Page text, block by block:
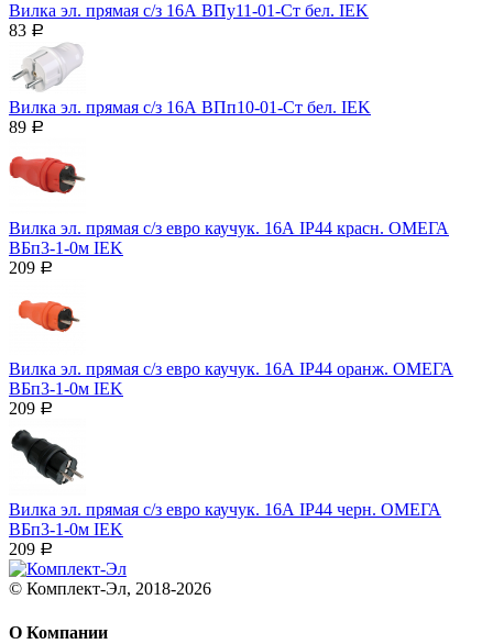
Вилка эл. прямая с/з 16А ВПу11-01-Ст бел. IEK
83 Р
Вилка эл. прямая с/з 16А ВПп10-01-Ст бел. IEK
89 Р
Вилка эл. прямая с/з евро каучук. 16А IP44 красн. ОМЕГА
ВБп3-1-0м IEK
209 Р
Вилка эл. прямая с/з евро каучук. 16А IP44 оранж. ОМЕГА
ВБп3-1-0м IEK
209 Р
Вилка эл. прямая с/з евро каучук. 16А IP44 черн. ОМЕГА
ВБп3-1-0м IEK
209 Р
© Комплект-Эл, 2018-2026
О Компании